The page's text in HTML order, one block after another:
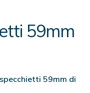
59mm
59mm di